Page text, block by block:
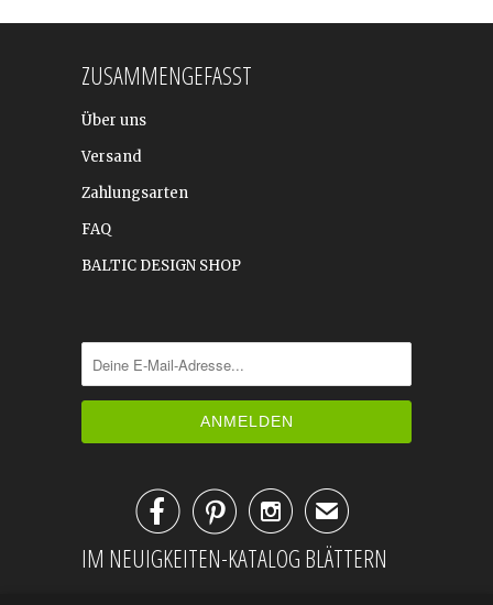
ZUSAMMENGEFASST
Über uns
Versand
Zahlungsarten
FAQ
BALTIC DESIGN SHOP
✉
IM NEUIGKEITEN-KATALOG BLÄTTERN